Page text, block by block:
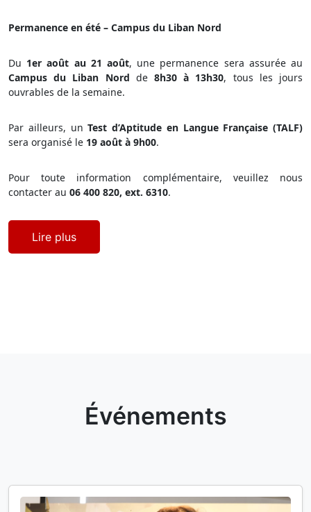
Permanence en été – Campus du Liban Nord
Du 1er août au 21 août, une permanence sera assurée au
Campus du Liban Nord de8h30 à 13h30, tous les jours
ouvrables de la semaine.
Par ailleurs, unTest d’Aptitude en Langue Française (TALF)
sera organisé le 19 août à 9h00.
Pour toute information complémentaire, veuillez nous
contacter au 06 400 820, ext. 6310.
Lire plus
Événements